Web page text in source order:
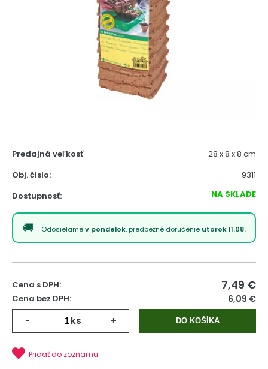
Predajná veľkosť
28 x 8 x 8 cm
Obj. čislo:
9311
Dostupnosť:
NA SKLADE
Odosielamev pondelok, predbežné doručenie utorok 11.08.
Cena s DPH: 7,49 €
Cena bez DPH: 6,09 €
- ks + DO KOŠÍKA
Pridať do zoznamu